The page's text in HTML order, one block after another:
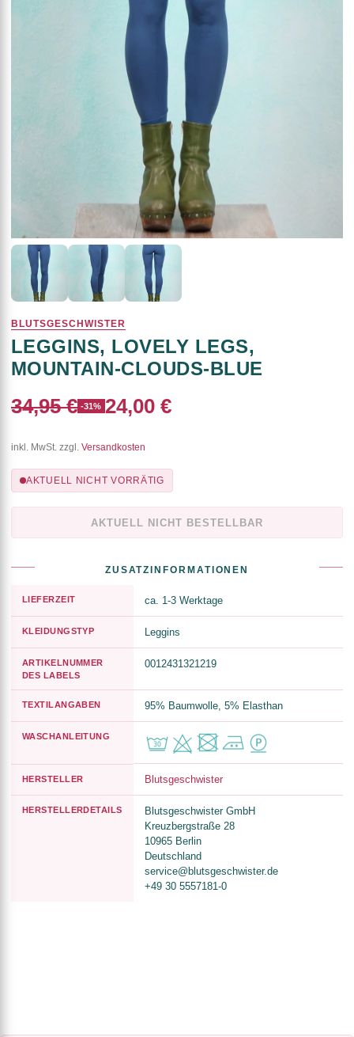
BLUTSGESCHWISTER
LEGGINS, LOVELY LEGS,
MOUNTAIN-CLOUDS-BLUE
34,95 € -31% 24,00 €
inkl. MwSt. zzgl. Versandkosten
AKTUELL NICHT VORRÄTIG
AKTUELL NICHT BESTELLBAR
ZUSATZINFORMATIONEN
LIEFERZEIT ca. 1-3 Werktage
KLEIDUNGSTYP Leggins
ARTIKELNUMMER
DES LABELS
0012431321219
TEXTILANGABEN 95% Baumwolle, 5% Elasthan
WASCHANLEITUNG
HERSTELLER Blutsgeschwister
HERSTELLERDETAILS
Blutsgeschwister GmbH
Kreuzbergstraße 28
10965 Berlin
Deutschland
service@blutsgeschwister.de
+49 30 5557181-0